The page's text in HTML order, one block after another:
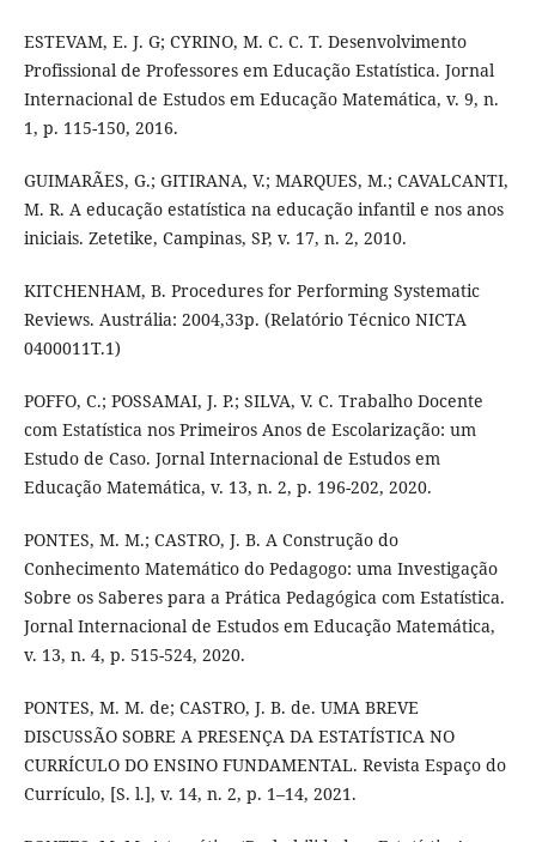
ESTEVAM, E. J. G; CYRINO, M. C. C. T. Desenvolvimento
Profissional de Professores em Educação Estatística. Jornal
Internacional de Estudos em Educação Matemática, v. 9, n.
1, p. 115-150, 2016.
GUIMARÃES, G.; GITIRANA, V.; MARQUES, M.; CAVALCANTI,
M. R. A educação estatística na educação infantil e nos anos
iniciais. Zetetike, Campinas, SP, v. 17, n. 2, 2010.
KITCHENHAM, B. Procedures for Performing Systematic
Reviews. Austrália: 2004,33p. (Relatório Técnico NICTA
0400011T.1)
POFFO, C.; POSSAMAI, J. P.; SILVA, V. C. Trabalho Docente
com Estatística nos Primeiros Anos de Escolarização: um
Estudo de Caso. Jornal Internacional de Estudos em
Educação Matemática, v. 13, n. 2, p. 196-202, 2020.
PONTES, M. M.; CASTRO, J. B. A Construção do
Conhecimento Matemático do Pedagogo: uma Investigação
Sobre os Saberes para a Prática Pedagógica com Estatística.
Jornal Internacional de Estudos em Educação Matemática,
v. 13, n. 4, p. 515-524, 2020.
PONTES, M. M. de; CASTRO, J. B. de. UMA BREVE
DISCUSSÃO SOBRE A PRESENÇA DA ESTATÍSTICA NO
CURRÍCULO DO ENSINO FUNDAMENTAL. Revista Espaço do
Currículo, [S. l.], v. 14, n. 2, p. 1–14, 2021.